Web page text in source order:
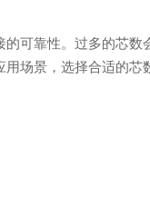
可靠性。过多的芯
场景，选择合适的芯